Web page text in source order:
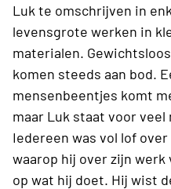
Luk te omschrijven in
levensgrote werken in
materialen.
komen steeds aan bod.
mensenbeentjes komt
maar Luk staat voor veel
Iedereen was vol lof
waarop hij over zijn
op wat hij doet. Hij wist